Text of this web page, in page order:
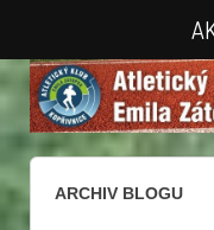
ARCHIV BLOGU